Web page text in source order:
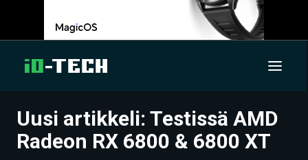
UUTISET
Uusi artikkeli: Testissä AMD
Radeon RX 6800 & 6800 XT